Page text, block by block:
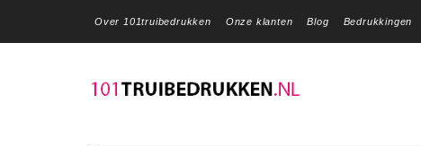
Over 101truibedrukken Onze klanten Blog Bedrukkingen